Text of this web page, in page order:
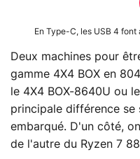
En Type-C, les USB 4
Deux machines pour
gamme 4X4 BOX en
le 4X4 BOX-8640U ou
principale différence se
embarqué. D'un côté,
de l'autre du Ryzen 7